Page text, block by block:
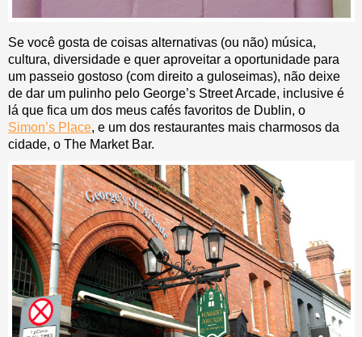
Se você gosta de coisas alternativas (ou não) música,
cultura, diversidade e quer aproveitar a oportunidade para
um passeio gostoso (com direito a guloseimas), não deixe
de dar um pulinho pelo George’s Street Arcade, inclusive é
lá que fica um dos meus cafés favoritos de Dublin, o
Simon’s Place, e um dos restaurantes mais charmosos da
cidade, o The Market Bar.